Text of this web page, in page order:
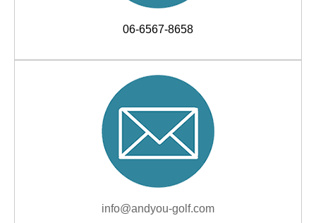
06-6567-8658
info@andyou-golf.com